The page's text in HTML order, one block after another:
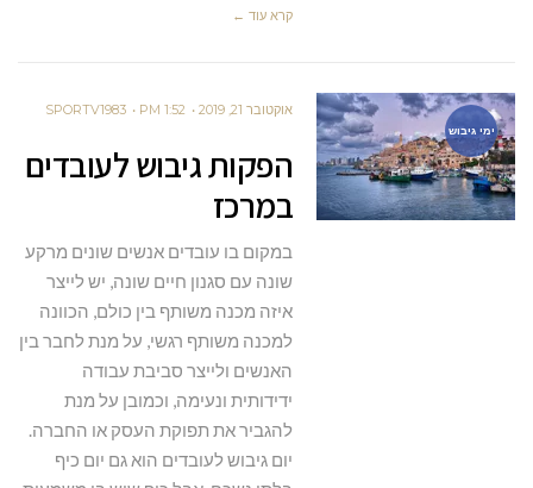
קרא עוד ←
ימי גיבוש
אוקטובר 21, 2019 1:52 PM
SPORTV1983
הפקות גיבוש לעובדים
במרכז
במקום בו עובדים אנשים שונים מרקע
שונה עם סגנון חיים שונה, יש לייצר
איזה מכנה משותף בין כולם, הכוונה
למכנה משותף רגשי, על מנת לחבר בין
האנשים ולייצר סביבת עבודה
ידידותית ונעימה, וכמובן על מנת
להגביר את תפוקת העסק או החברה.
יום גיבוש לעובדים הוא גם יום כיף